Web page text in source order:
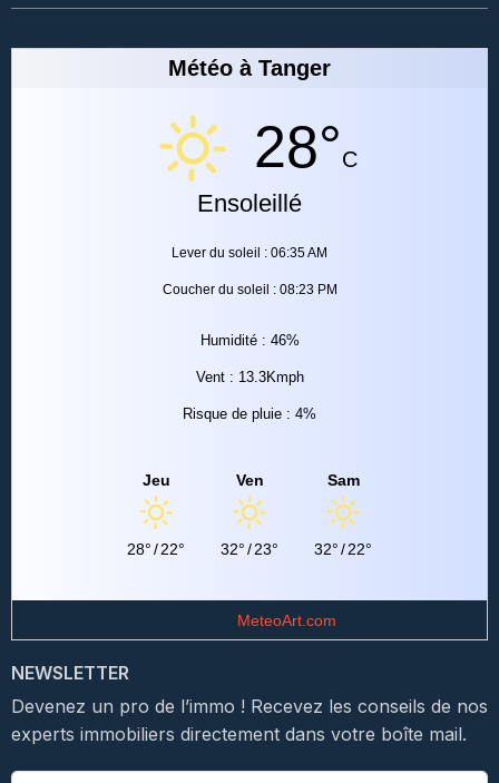
Météo à Tanger
28°C
Ensoleillé
Lever du soleil : 06:35 AM
Coucher du soleil : 08:23 PM
Humidité : 46%
Vent : 13.3Kmph
Risque de pluie : 4%
Jeu
28°/22°
Ven
32°/23°
Sam
32°/22°
MeteoArt.com
NEWSLETTER
Devenez un pro de l’immo ! Recevez les conseils de nos
experts immobiliers directement dans votre boîte mail.